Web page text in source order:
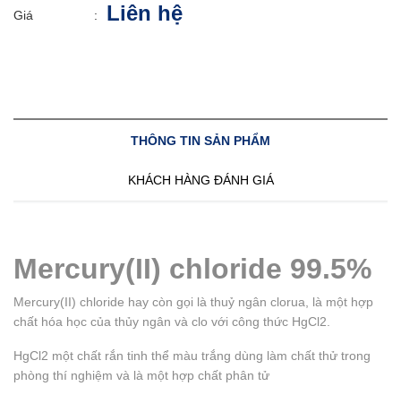
Giá
: Liên hệ
THÔNG TIN SẢN PHẨM
KHÁCH HÀNG ĐÁNH GIÁ
Mercury(II) chloride 99.5%
Mercury(II) chloride hay còn gọi là thuỷ ngân clorua, là một hợp
chất hóa học của thủy ngân và clo với công thức HgCl2.
HgCl2 một chất rắn tinh thể màu trắng dùng làm chất thử trong
phòng thí nghiệm và là một hợp chất phân tử